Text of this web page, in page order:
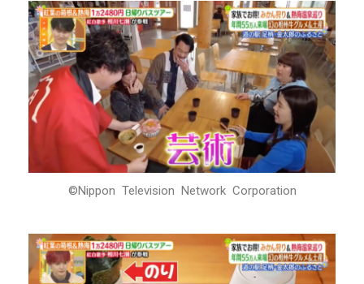
©Nippon Television Network Corporation